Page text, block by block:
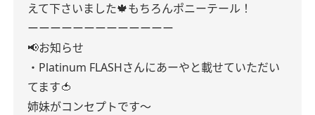
えて下さいました🍁もちろんポニーテール！
ーーーーーーーーーーーーー
📢お知らせ
・Platinum FLASHさんにあーやと載せていただい
てます🍅
姉妹がコンセプトです〜